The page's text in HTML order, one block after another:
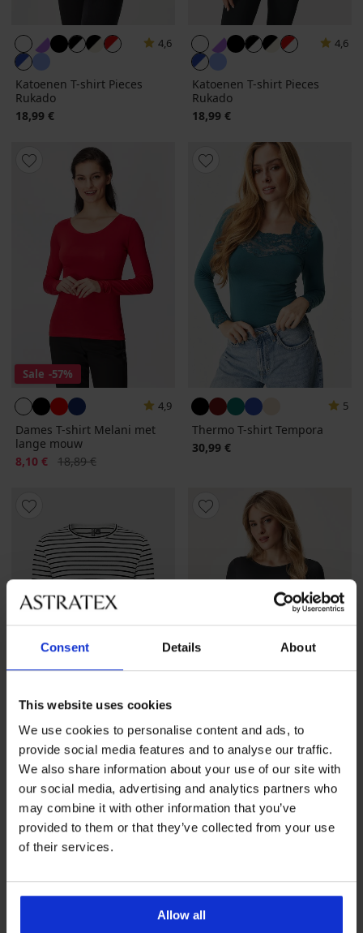
Consent Details About
This website uses cookies
We use cookies to personalise content and ads, to
provide social media features and to analyse our traffic.
We also share information about your use of our site with
our social media, advertising and analytics partners who
may combine it with other information that you’ve
provided to them or that they’ve collected from your use
of their services.
Allow all
4,6
Katoenen T-shirt Pieces
Rukado
18,99 €
4,6
Katoenen T-shirt Pieces
Rukado
18,99 €
Sale -57%
4,9
Dames T-shirt Melani met
lange mouw
Korting
8,10 € Oorspronkelijke prijs
18,89 €
5
Thermo T-shirt Tempora
30,99 €
4,6
Katoenen T-shirt Pieces
Rukado
18,99 €
T-shirt ONLY Lea
Korting
18,19 € Oorspronkelijke prijs
25,99 €